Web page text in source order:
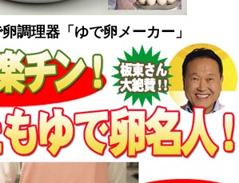
調理器「ゆで卵メーカー」